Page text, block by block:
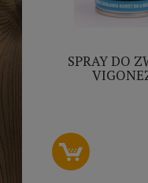
SPRAY DO